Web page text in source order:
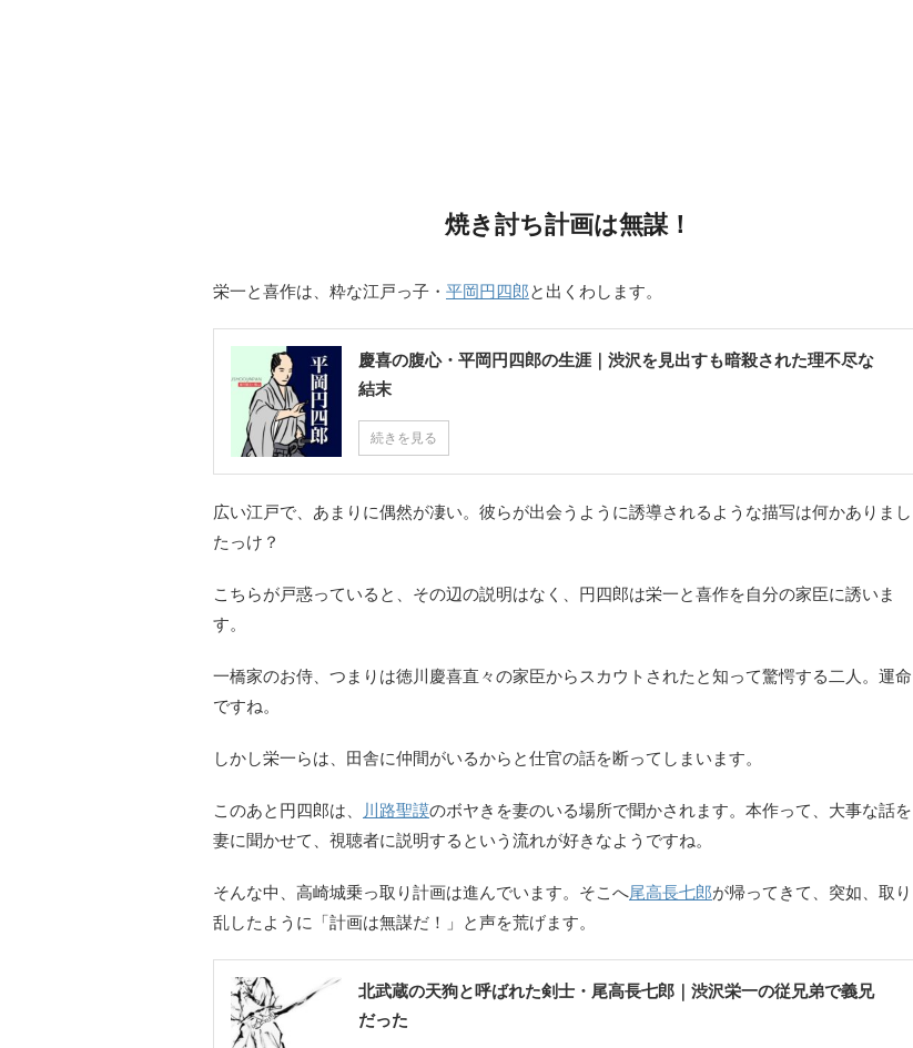
焼き討ち計画は無謀！
栄一と喜作は、粋な江戸っ子・ 平岡円四郎と出くわします。
慶喜の腹心・平岡円四郎の生涯｜渋沢を見出すも暗殺された理不尽な
結末
続きを見る
広い江戸で、あまりに偶然が凄い。彼らが出会うように誘導されるような描写は何かありまし
たっけ？
こちらが戸惑っていると、その辺の説明はなく、円四郎は栄一と喜作を自分の家臣に誘いま
す。
一橋家のお侍、つまりは徳川慶喜直々の家臣からスカウトされたと知って驚愕する二人。運命
ですね。
しかし栄一らは、田舎に仲間がいるからと仕官の話を断ってしまいます。
このあと円四郎は、 川路聖謨のボヤきを妻のいる場所で聞かされます。本作って、大事な話を
妻に聞かせて、視聴者に説明するという流れが好きなようですね。
そんな中、高崎城乗っ取り計画は進んでいます。そこへ尾高長七郎が帰ってきて、突如、取り
乱したように「計画は無謀だ！」と声を荒げます。
北武蔵の天狗と呼ばれた剣士・尾高長七郎｜渋沢栄一の従兄弟で義兄
だった